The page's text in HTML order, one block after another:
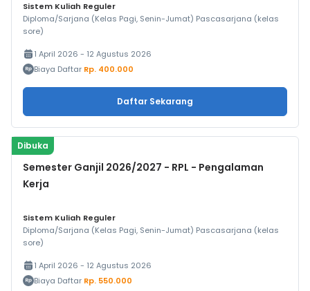
Sistem Kuliah Reguler
Diploma/Sarjana (Kelas Pagi, Senin-Jumat) Pascasarjana (kelas
sore)
1 April 2026 - 12 Agustus 2026
Biaya Daftar Rp. 400.000
Daftar Sekarang
Dibuka
Semester Ganjil 2026/2027 - RPL - Pengalaman
Kerja
Sistem Kuliah Reguler
Diploma/Sarjana (Kelas Pagi, Senin-Jumat) Pascasarjana (kelas
sore)
1 April 2026 - 12 Agustus 2026
Biaya Daftar Rp. 550.000